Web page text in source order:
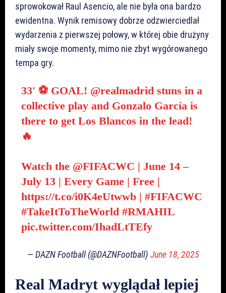
sprowokował Raul Asencio, ale nie była ona bardzo
ewidentna. Wynik remisowy dobrze odzwierciedlał
wydarzenia z pierwszej połowy, w której obie drużyny
miały swoje momenty, mimo nie zbyt wygórowanego
tempa gry.
33' ⚽ GOAL! @realmadrid stuns in a
collective play and Gonzalo García is
there to get Los Blancos in the lead!
🔥
Watch the @FIFACWC | June 14 –
July 13 | Every Game | Free |
https://t.co/i0K4eUtwwb| #FIFACWC
#TakeItToTheWorld #RMAHIL
pic.twitter.com/IhadLtTEfy
— DAZN Football (@DAZNFootball) June 18, 2025
Real Madryt wyglądał lepiej